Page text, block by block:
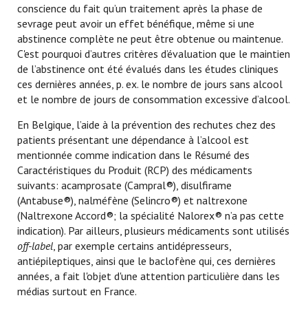
conscience du fait qu’un traitement après la phase de
sevrage peut avoir un effet bénéfique, même si une
abstinence complète ne peut être obtenue ou maintenue.
C'est pourquoi d’autres critères d’évaluation que le maintien
de l’abstinence ont été évalués dans les études cliniques
ces dernières années, p. ex. le nombre de jours sans alcool
et le nombre de jours de consommation excessive d’alcool.
En Belgique, l’aide à la prévention des rechutes chez des
patients présentant une dépendance à l’alcool est
mentionnée comme indication dans le Résumé des
Caractéristiques du Produit (RCP) des médicaments
suivants: acamprosate (Campral®), disulfirame
(Antabuse®), nalméfène (Selincro®) et naltrexone
(Naltrexone Accord®; la spécialité Nalorex® n’a pas cette
indication). Par ailleurs, plusieurs médicaments sont utilisés
off-label, par exemple certains antidépresseurs,
antiépileptiques, ainsi que le baclofène qui, ces dernières
années, a fait l'objet d'une attention particulière dans les
médias surtout en France.